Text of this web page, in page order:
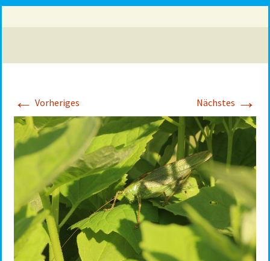
← Vorheriges Nächstes →